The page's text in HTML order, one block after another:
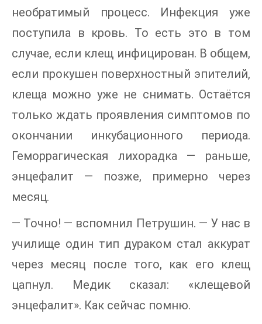
необратимый процесс. Инфекция уже
поступила в кровь. То есть это в том
случае, если клещ инфицирован. В общем,
если прокушен поверхностный эпителий,
клеща можно уже не снимать. Остаётся
только ждать проявления симптомов по
окончании инкубационного периода.
Геморрагическая лихорадка — раньше,
энцефалит — позже, примерно через
месяц.
— Точно! — вспомнил Петрушин. — У нас в
училище один тип дураком стал аккурат
через месяц после того, как его клещ
цапнул. Медик сказал: «клещевой
энцефалит». Как сейчас помню.